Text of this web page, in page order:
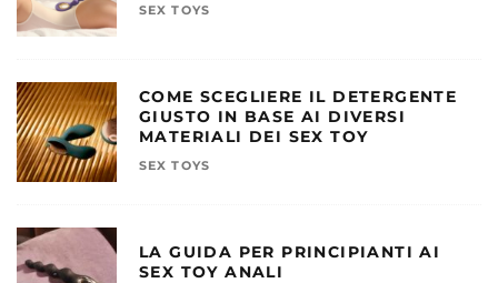
SEX TOYS
COME SCEGLIERE IL DETERGENTE
GIUSTO IN BASE AI DIVERSI
MATERIALI DEI SEX TOY
SEX TOYS
LA GUIDA PER PRINCIPIANTI AI
SEX TOY ANALI